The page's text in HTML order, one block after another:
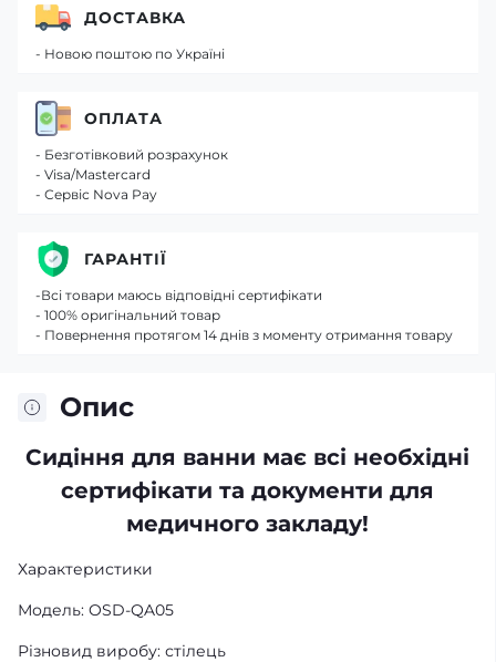
Опис
Сидіння для ванни має всі необхідні
сертифікати та документи для
медичного закладу!
Характеристики
Модель: OSD-QA05
Різновид виробу: стілець
ДОСТАВКА
- Новою поштою по Україні
ОПЛАТА
- Безготівковий розрахунок
- Visa/Mastercard
- Сервіс Nova Pay
ГАРАНТІЇ
-Всі товари маюсь відповідні сертифікати
- 100% оригінальний товар
- Повернення протягом 14 днів з моменту отримання товару